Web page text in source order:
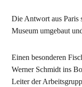
Die Antwort aus Paris
Museum umgebaut
Einen besonderen
Werner Schmidt ins
Leiter der